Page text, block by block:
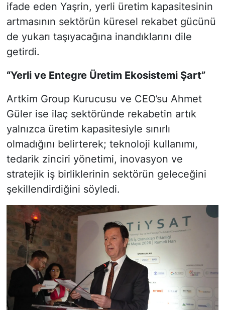
ifade eden Yaşrin, yerli üretim kapasitesinin
artmasının sektörün küresel rekabet gücünü
de yukarı taşıyacağına inandıklarını dile
getirdi.
“Yerli ve Entegre Üretim Ekosistemi Şart”
Artkim Group Kurucusu ve CEO’su Ahmet
Güler ise ilaç sektöründe rekabetin artık
yalnızca üretim kapasitesiyle sınırlı
olmadığını belirterek; teknoloji kullanımı,
tedarik zinciri yönetimi, inovasyon ve
stratejik iş birliklerinin sektörün geleceğini
şekillendirdiğini söyledi.